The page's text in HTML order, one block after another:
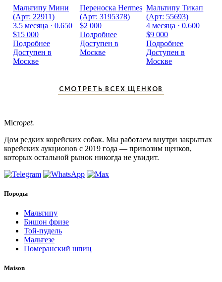
Мальтипу Мини
(Арт: 22911)
3.5 месяца · 0.650
$15 000
Подробнее
Доступен в
Москве
Переноска Hermes
(Арт: 3195378)
$2 000
Подробнее
Доступен в
Москве
Мальтипу Тикап
(Арт: 55693)
4 месяца · 0.600
$9 000
Подробнее
Доступен в
Москве
СМОТРЕТЬ ВСЕХ ЩЕНКОВ
Micropet.
Дом редких корейских собак. Мы работаем внутри закрытых
корейских аукционов с 2019 года — привозим щенков,
которых остальной рынок никогда не увидит.
Породы
Мальтипу
Бишон фризе
Той-пудель
Мальтезе
Померанский шпиц
Maison